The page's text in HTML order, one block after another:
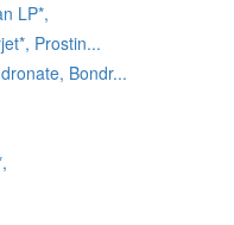
LP*,
Prostin...
Bondr...